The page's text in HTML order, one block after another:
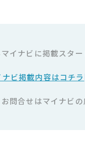
イナビに掲載スタ
ナビ掲載内容はコチラ
問合せはマイナビ